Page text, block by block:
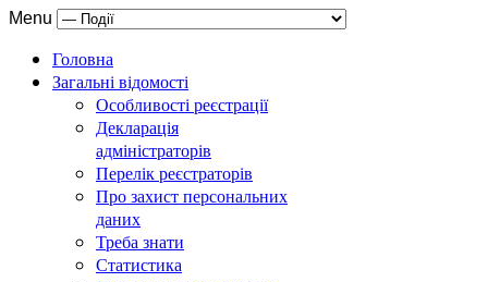
Menu
Головна
Загальні відомості
Особливості реєстрації
Декларація
адміністраторів
Перелік реєстраторів
Про захист персональних
даних
Треба знати
Статистика